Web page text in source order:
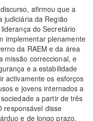
afirmou que a
judiciária da Região
do Secretário
implementar plenamente
da RAEM e da área
missão correccional, e
e a estabilidade
activamente os esforços
e jovens internados a
a partir de três
responsável disse
e de longo prazo,